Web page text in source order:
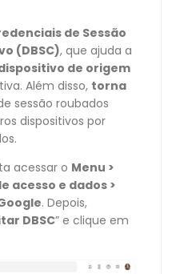
de Sessão
(DBSC), que ajuda a
de origem
Além disso, torna
sessão roubados
dispositivos por
acessar o Menu >
acesso e dados >
. Depois,
DBSC” e clique em